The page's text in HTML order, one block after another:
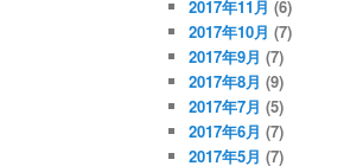
2017年11月 (6)
2017年10月 (7)
2017年9月 (7)
2017年8月 (9)
2017年7月 (5)
2017年6月 (7)
2017年5月 (7)